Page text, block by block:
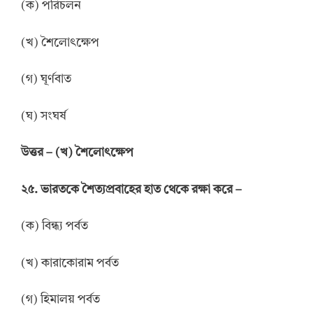
(ক) পরিচলন
(খ) শৈলোৎক্ষেপ
(গ) ঘূর্ণবাত
(ঘ) সংঘর্ষ
উত্তর– (খ) শৈলোৎক্ষেপ
২৫. ভারতকে শৈত্যপ্রবাহের হাত থেকে রক্ষা করে –
(ক) বিন্ধ্য পর্বত
(খ) কারাকোরাম পর্বত
(গ) হিমালয় পর্বত